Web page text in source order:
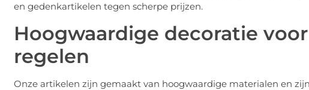
en gedenkartikelen tegen scherpe prijzen.
Hoogwaardige decoratie
regelen
Onze artikelen zijn gemaakt van hoogwaardige materialen en